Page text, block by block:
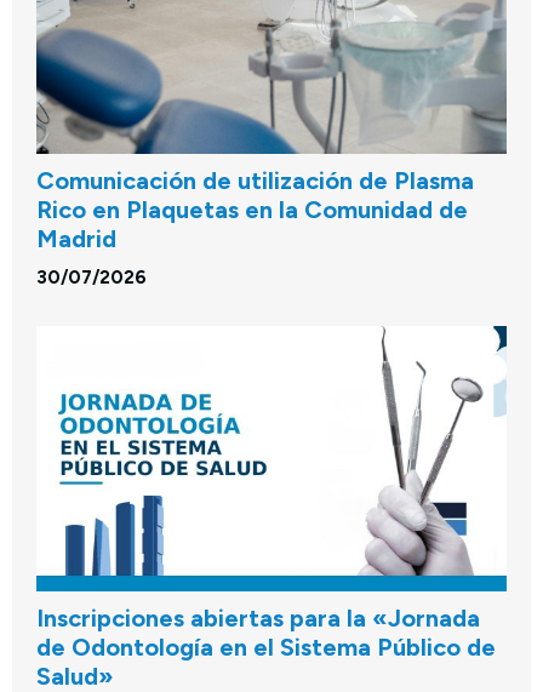
Comunicación de utilización de Plasma
Rico en Plaquetas en la Comunidad de
Madrid
30/07/2026
Inscripciones abiertas para la «Jornada
de Odontología en el Sistema Público de
Salud»